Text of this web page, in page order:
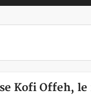
Kofi Offeh,